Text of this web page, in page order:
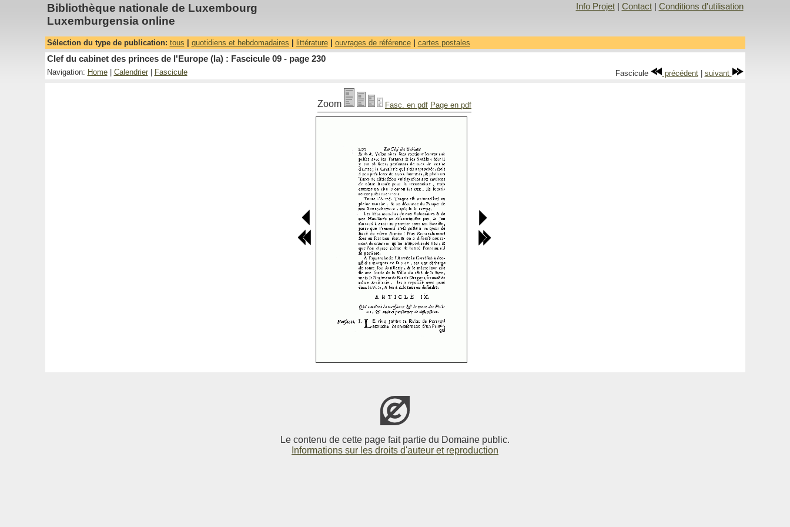
Bibliothèque nationale de Luxembourg
Luxemburgensia online
Info Projet| Contact| Conditions d'utilisation
Sélection du type de publication: tous quotidiens et hebdomadaires littérature| ouvrages de référence| cartes postales
Clef du cabinet des princes de l'Europe (la) : Fascicule 09 - page 230
Navigation: Home| Calendrier| Fascicule Fascicule précédent| suivant
Zoom Fasc. en pdf Page en pdf
Le contenu de cette page fait partie du Domaine public.
Informations sur les droits d'auteur et reproduction